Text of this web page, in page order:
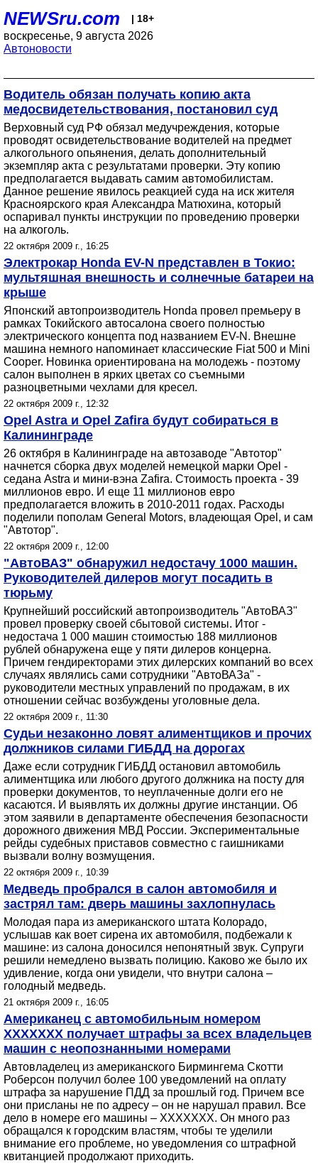
NEWSru.com | 18+
воскресенье, 9 августа 2026
Автоновости
Водитель обязан получать копию акта
медосвидетельствования, постановил суд
Верховный суд РФ обязал медучреждения, которые
проводят освидетельствование водителей на предмет
алкогольного опьянения, делать дополнительный
экземпляр акта с результатами проверки. Эту копию
предполагается выдавать самим автомобилистам.
Данное решение явилось реакцией суда на иск жителя
Красноярского края Александра Матюхина, который
оспаривал пункты инструкции по проведению проверки
на алкоголь.
22 октября 2009 г., 16:25
Электрокар Honda EV-N представлен в Токио:
мультяшная внешность и солнечные батареи на
крыше
Японский автопроизводитель Honda провел премьеру в
рамках Токийского автосалона своего полностью
электрического концепта под названием EV-N. Внешне
машина немного напоминает классические Fiat 500 и Mini
Cooper. Новинка ориентирована на молодежь - поэтому
салон выполнен в ярких цветах со съемными
разноцветными чехлами для кресел.
22 октября 2009 г., 12:32
Opel Astra и Opel Zafira будут собираться в
Калининграде
26 октября в Калининграде на автозаводе "Автотор"
начнется сборка двух моделей немецкой марки Opel -
седана Astra и мини-вэна Zafira. Стоимость проекта - 39
миллионов евро. И еще 11 миллионов евро
предполагается вложить в 2010-2011 годах. Расходы
поделили пополам General Motors, владеющая Opel, и сам
"Автотор".
22 октября 2009 г., 12:00
"АвтоВАЗ" обнаружил недостачу 1000 машин.
Руководителей дилеров могут посадить в
тюрьму
Крупнейший российский автопроизводитель "АвтоВАЗ"
провел проверку своей сбытовой системы. Итог -
недостача 1 000 машин стоимостью 188 миллионов
рублей обнаружена еще у пяти дилеров концерна.
Причем гендиректорами этих дилерских компаний во всех
случаях являлись сами сотрудники "АвтоВАЗа" -
руководители местных управлений по продажам, в их
отношении сейчас возбуждены уголовные дела.
22 октября 2009 г., 11:30
Судьи незаконно ловят алиментщиков и прочих
должников силами ГИБДД на дорогах
Даже если сотрудник ГИБДД остановил автомобиль
алиментщика или любого другого должника на посту для
проверки документов, то неуплаченные долги его не
касаются. И выявлять их должны другие инстанции. Об
этом заявили в департаменте обеспечения безопасности
дорожного движения МВД России. Экспериментальные
рейды судебных приставов совместно с гаишниками
вызвали волну возмущения.
22 октября 2009 г., 10:39
Медведь пробрался в салон автомобиля и
застрял там: дверь машины захлопнулась
Молодая пара из американского штата Колорадо,
услышав как воет сирена их автомобиля, подбежали к
машине: из салона доносился непонятный звук. Супруги
решили немедлено вызвать полицию. Каково же было их
удивление, когда они увидели, что внутри салона –
голодный медведь.
21 октября 2009 г., 16:05
Американец с автомобильным номером
XXXXXXX получает штрафы за всех владельцев
машин с неопознанными номерами
Автовладелец из американского Бирмингема Скотти
Роберсон получил более 100 уведомлений на оплату
штрафа за нарушение ПДД за прошлый год. Причем все
они присланы не по адресу – он не нарушал правил. Все
дело в номере его машины – ХХХХХХХ. Он много раз
обращался к городским властям, чтобы те уделили
внимание его проблеме, но уведомления со штрафной
квитанцией продолжают приходить.